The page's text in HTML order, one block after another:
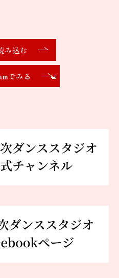
み込む
でみる